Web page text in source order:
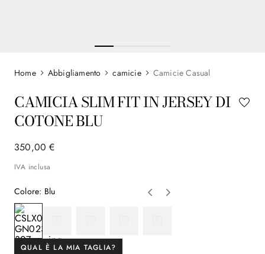
Abbigliamento camicie Camicie Casual
CAMICIA SLIM FIT IN JERSEY DI
COTONE BLU
350,00 €
IVA inclusa
Colore: Blu
QUAL È LA MIA TAGLIA?